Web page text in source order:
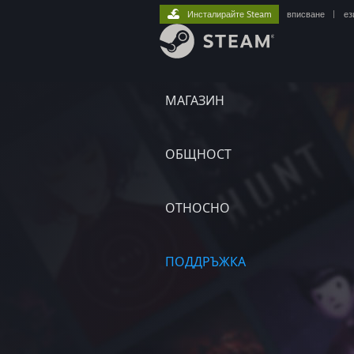
МАГАЗИН
ОБЩНОСТ
ОТНОСНО
ПОДДРЪЖКА
Инсталирайте Steam вписване